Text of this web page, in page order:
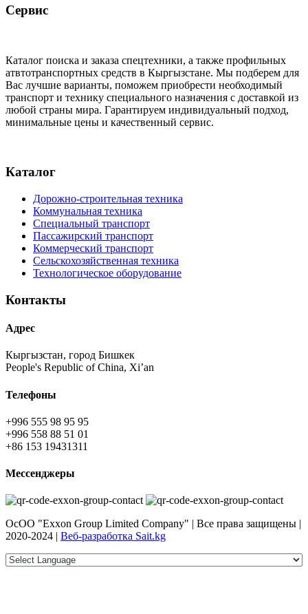
Сервис
Каталог поиска и заказа спецтехники, а также профильных
атвтотранспортных средств в Кыргызстане. Мы подберем для
Вас лучшие варианты, поможем приобрести необходимый
транспорт и технику специального назначения с доставкой из
любой страны мира. Гарантируем индивидуальный подход,
минимальные цены и качественный сервис.
Каталог
Дорожно-строительная техника
Коммунальная техника
Специальный транспорт
Пассажирский транспорт
Коммерческий транспорт
Сельскохозяйственная техника
Технологическое оборудование
Контакты
Адрес
Кыргызстан, город Бишкек
People's Republic of China, Xi’an
Телефоны
+996 555 98 95 95
+996 558 88 51 01
+86 153 19431311
Мессенджеры
ОсОО "Exxon Group Limited Company" | Все права защищены |
2020-2024 | Веб-разработка Sait.kg